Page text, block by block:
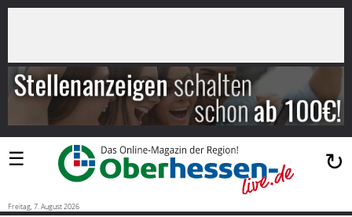
Suchen
Startseite
Blaulicht
Sport
Politik
×
☰ ↻
Freitag, 7. August 2026